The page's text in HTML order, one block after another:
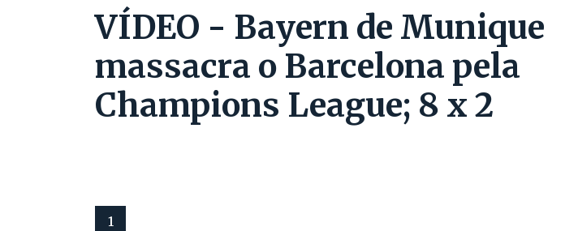
VÍDEO - Bayern de Munique
massacra o Barcelona pela
Champions League; 8 x 2
1